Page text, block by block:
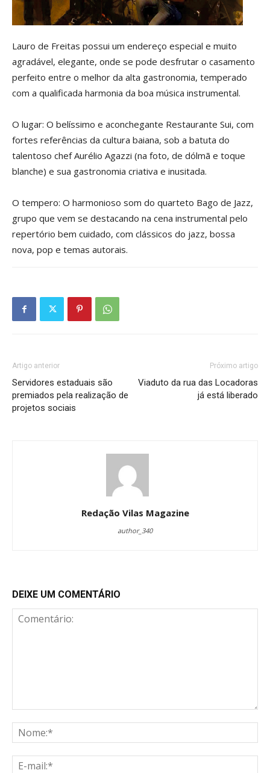
Lauro de Freitas possui um endereço especial e muito
agradável, elegante, onde se pode desfrutar o casamento
perfeito entre o melhor da alta gastronomia, temperado
com a qualificada harmonia da boa música instrumental.
O lugar: O belíssimo e aconchegante Restaurante Sui, com
fortes referências da cultura baiana, sob a batuta do
talentoso chef Aurélio Agazzi (na foto, de dólmã e toque
blanche) e sua gastronomia criativa e inusitada.
O tempero: O harmonioso som do quarteto Bago de Jazz,
grupo que vem se destacando na cena instrumental pelo
repertório bem cuidado, com clássicos do jazz, bossa
nova, pop e temas autorais.
Artigo anterior
Servidores estaduais são
premiados pela realização de
projetos sociais
Próximo artigo
Viaduto da rua das Locadoras
já está liberado
Redação Vilas Magazine
author_340
DEIXE UM COMENTÁRIO